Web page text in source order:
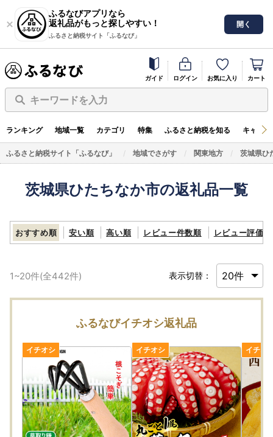
ふるなびアプリなら
返礼品がもっと探しやすい！
ふるさと納税サイト「ふるなび」
開く
ガイド ログイン お気に入り カート
キーワードを入力
ランキング 地域一覧 カテゴリ 特集 ふるさと納税を知る キャン
ふるさと納税サイト「ふるなび」 地域でさがす 関東地方 茨城県ひ
茨城県ひたちなか市の返礼品一覧
おすすめ順 安い順 高い順 レビュー件数順 レビュー評価順
1~20件(全442件) 表示切替：
ふるなびイチオシ返礼品